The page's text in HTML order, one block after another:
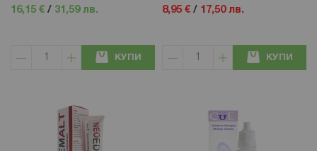
16,15 € / 31,59 лв.
КУПИ
8,95 € / 17,50 лв.
КУПИ